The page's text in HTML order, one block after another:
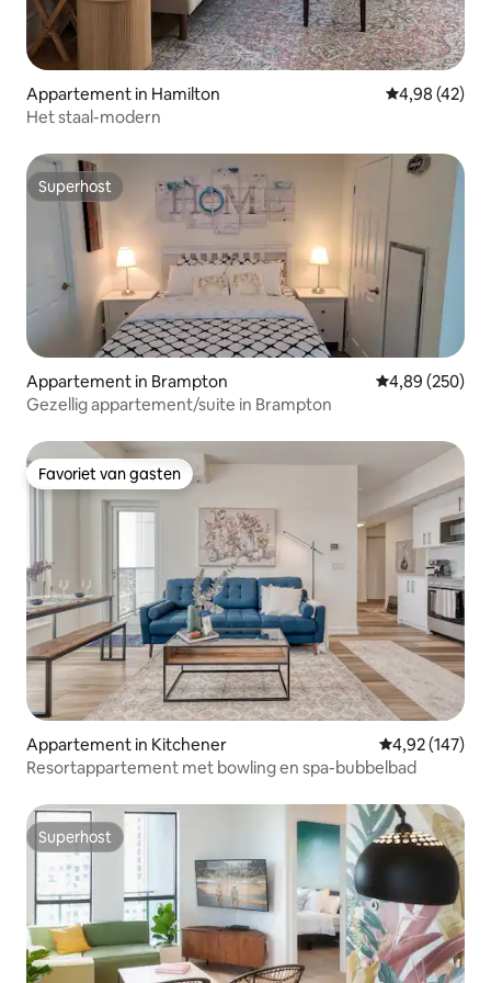
Appartement in Hamilton Gemiddelde
4,98 (42)
Het staal-modern
Superhost
Superhost
Appartement in Brampton Gemiddelde
4,89 (250)
Gezellig appartement/suite in Brampton
Favoriet van gasten
Favoriet van gasten
Appartement in Kitchener Gemiddelde
4,92 (147)
Resortappartement met bowling en spa-bubbelbad
Superhost
Superhost